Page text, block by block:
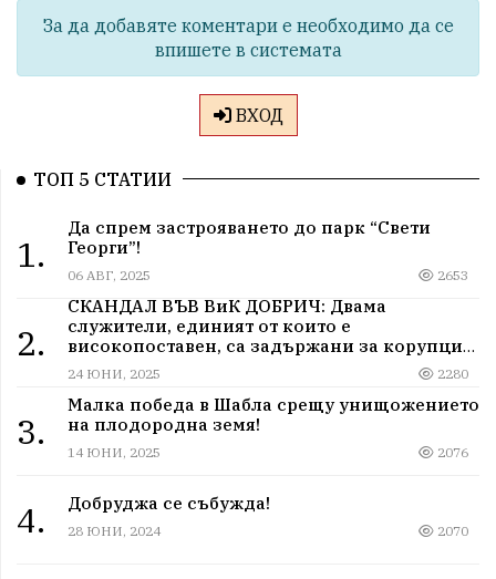
За да добавяте коментари е необходимо да се
впишете в системата
ВХОД
ТОП 5 СТАТИИ
1.
Да спрем застрояването до парк “Свети
Георги”!
06 АВГ, 2025 2653
2.
СКАНДАЛ ВЪВ ВиК ДОБРИЧ: Двама
служители, единият от които е
високопоставен, са задържани за корупция
в мрежа от мълчание и прикриване.
24 ЮНИ, 2025 2280
3.
Малка победа в Шабла срещу унищожението
на плодородна земя!
14 ЮНИ, 2025 2076
4. Добруджа се събужда!
28 ЮНИ, 2024 2070